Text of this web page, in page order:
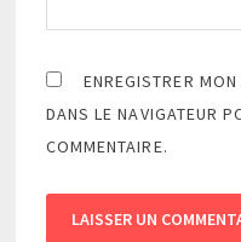
ENREGISTRER
DANS LE NAVIGATEUR
COMMENTAIRE.